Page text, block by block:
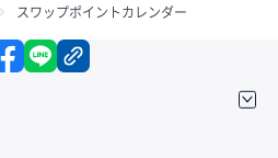
スワップポイントカレンダー
X facebook